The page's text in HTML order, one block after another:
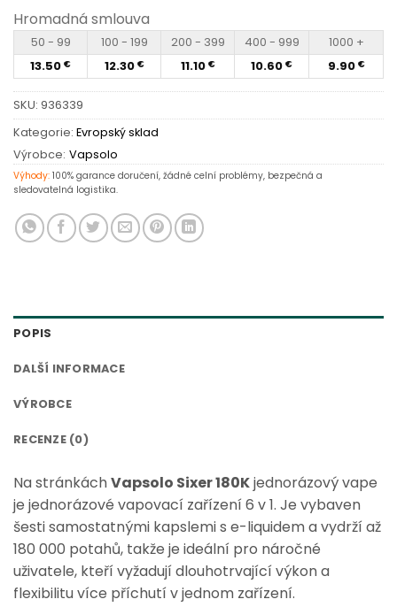
Hromadná smlouva
50 - 99 100 - 199 200 - 399 400 - 999
1000 +
13.50 € 12.30 € 11.10 € 10.60 € 9.90 €
SKU: 936339
Kategorie: Evropský sklad
Výrobce: Vapsolo
Výhody: 100% garance doručení, žádné celní problémy, bezpečná a
sledovatelná logistika.
POPIS
DALŠÍ INFORMACE
VÝROBCE
RECENZE (0)
Na stránkáchVapsolo Sixer 180Kjednorázový vape
je jednorázové vapovací zařízení 6 v 1. Je vybaven
šesti samostatnými kapslemi s e-liquidem a vydrží až
180 000 potahů, takže je ideální pro náročné
uživatele, kteří vyžadují dlouhotrvající výkon a
flexibilitu více příchutí v jednom zařízení.